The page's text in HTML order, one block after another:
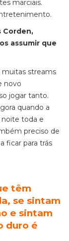
marciais.
Corden,
assumir que
muitas streams
novo
jogar tanto.
quando a
noite toda e
preciso de
ficar para trás
têm
se sintam
e sintam
duro é